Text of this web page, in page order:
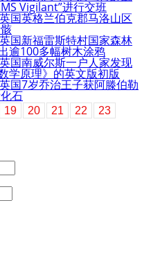
Vigilant”进行交班
英国英格兰伯克郡马洛山区
英国新福雷斯特村国家森林
逾100多幅树木涂鸦
英国南威尔斯一户人家发现
学原理》的英文版初版
英国7岁乔治王子获阿滕伯勒
石
19 20 21 22
23